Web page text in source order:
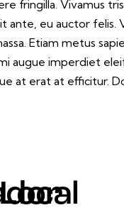
fringilla. Vivamus
eu auctor felis.
Etiam metus
augue imperdiet
at erat at efficitur.
Local